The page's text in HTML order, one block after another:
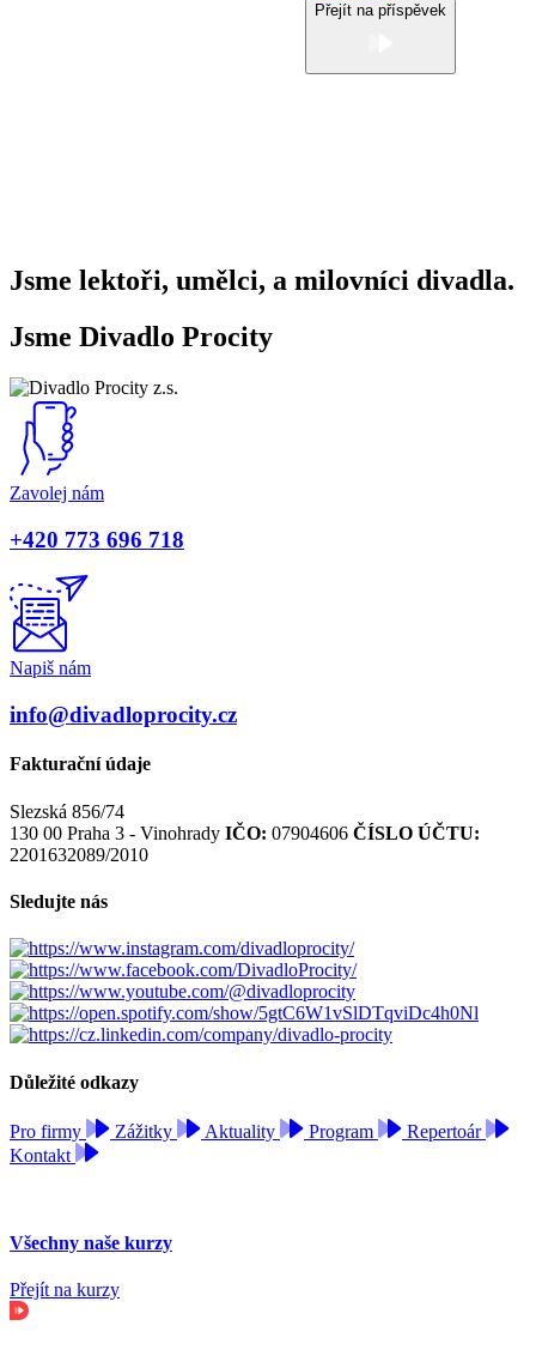
Přejít na příspěvek
Jsme lektoři, umělci, a milovníci divadla.
Jsme Divadlo Procity
Zavolej nám
+420 773 696 718
Napiš nám
info@divadloprocity.cz
Fakturační údaje
Slezská 856/74
130 00 Praha 3 - Vinohrady IČO: 07904606 ČÍSLO ÚČTU:
2201632089/2010
Sledujte nás
Důležité odkazy
Pro firmy Zážitky Aktuality Program
Repertoár
Kontakt
Všechny naše kurzy
Přejít na kurzy